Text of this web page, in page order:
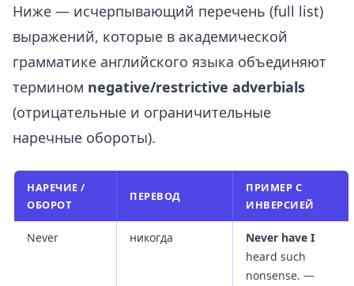
Ниже — исчерпывающий перечень (full list)
выражений, которые в академической
грамматике английского языка объединяют
термином negative/restrictive adverbials
(отрицательные и ограничительные
наречные обороты).
НАРЕЧИЕ /
ОБОРОТ
ПЕРЕВОД
ПРИМЕР С
ИНВЕРСИЕЙ
Never никогда
Never have I
heard such
nonsense. —